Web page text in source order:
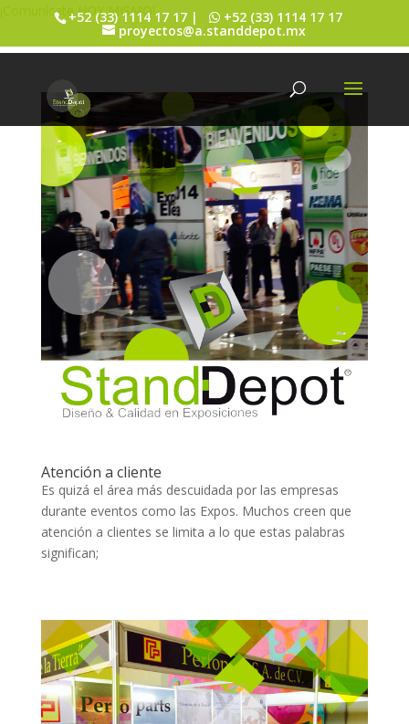
¡Comunícate HOY MISMO!
+52 (33) 1114 17 17 | +52 (33) 1114 17 17
proyectos@a.standdepot.mx
Atención a cliente
Es quizá el área más descuidada por las empresas
durante eventos como las Expos. Muchos creen que
atención a clientes se limita a lo que estas palabras
significan;